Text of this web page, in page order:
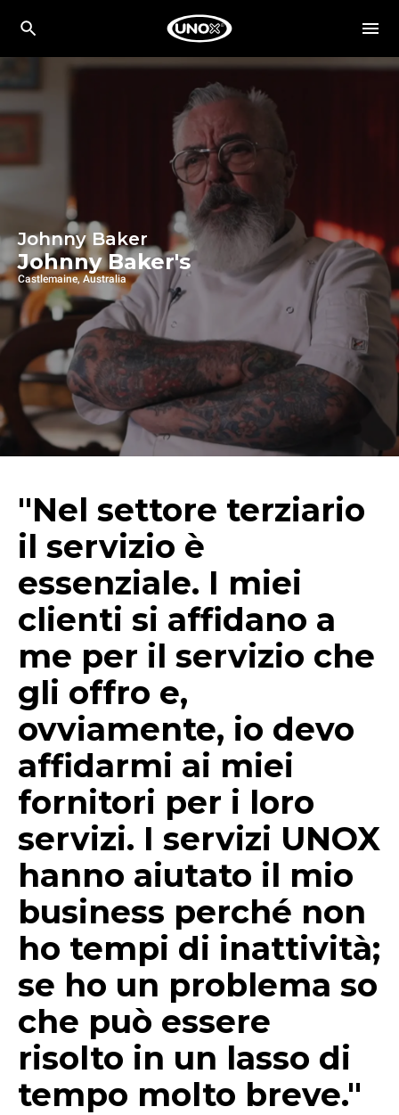
Johnny Baker
Johnny Baker's
Castlemaine, Australia
"Nel settore terziario
il servizio è
essenziale. I miei
clienti si affidano a
me per il servizio che
gli offro e,
ovviamente, io devo
affidarmi ai miei
fornitori per i loro
servizi. I servizi UNOX
hanno aiutato il mio
business perché non
ho tempi di inattività;
se ho un problema so
che può essere
risolto in un lasso di
tempo molto breve."